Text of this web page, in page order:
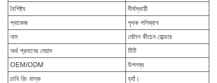
বৈশিষ্ট্য
দীর্ঘস্থায়ী
প্যাকেজ
পৃথক পলিব্যাগ
নাম
মেটাল কীচেন হোল্ডার
অর্থ প্রদানের মেয়াদ
টিটি
OEM/ODM
উপলব্ধ
চাবি রিং বাল্ক
হ্যাঁ।